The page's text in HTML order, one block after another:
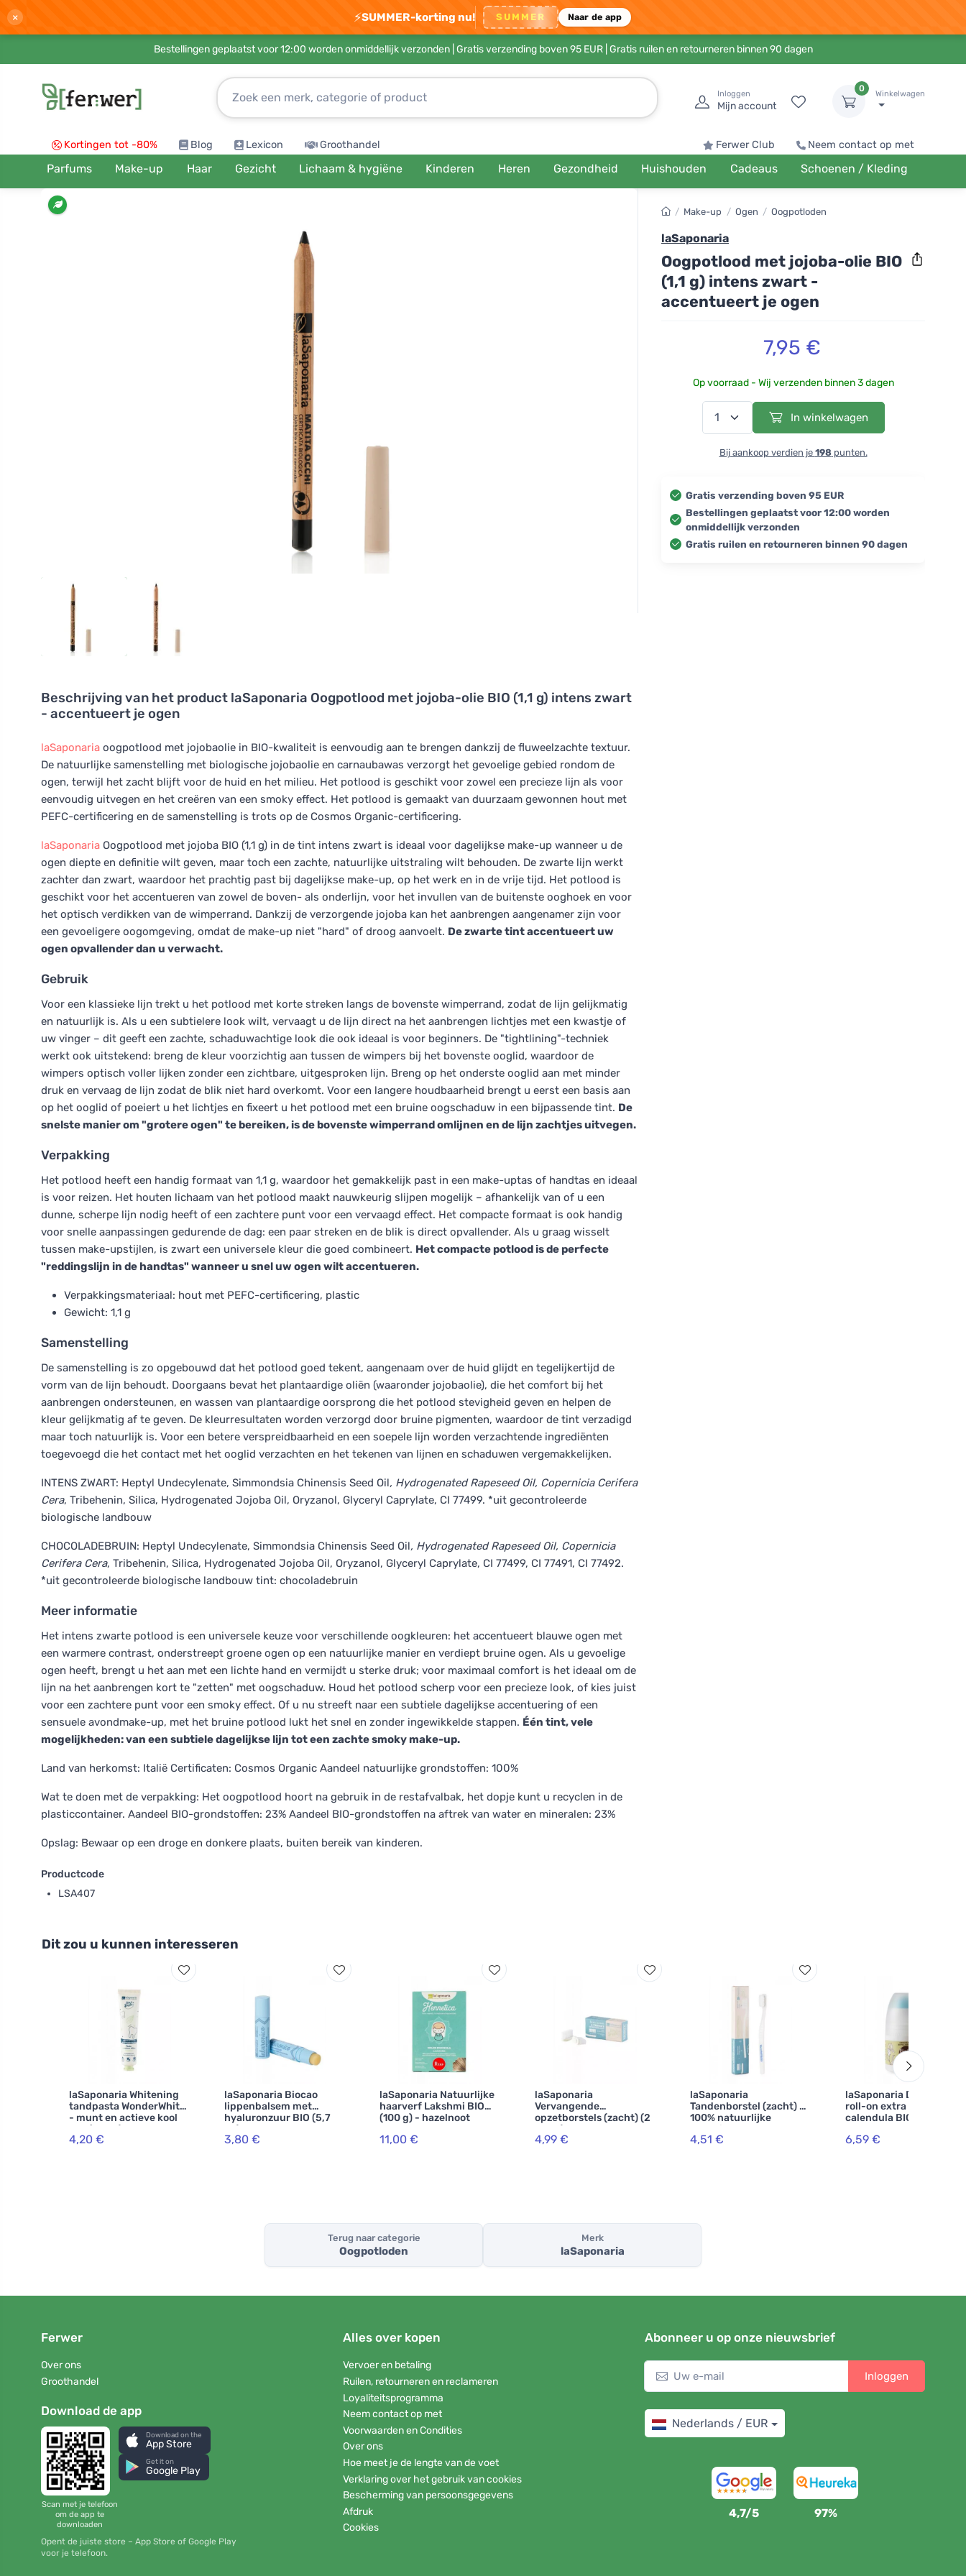
× ⚡SUMMER-korting nu! SUMMER Naar de app
Bestellingen geplaatst voor 12:00 worden onmiddellijk verzonden | Gratis verzending boven 95 EUR| Gratis ruilen en retourneren binnen 90 dagen
Inloggen
Mijn account
0
Winkelwagen
Kortingen tot -80% Blog Lexicon Groothandel Ferwer Club Neem contact op met
Parfums Make-up Haar Gezicht Lichaam & hygiëne Kinderen Heren Gezondheid Huishouden Cadeaus Schoenen / Kleding
Beschrijving van het product laSaponaria Oogpotlood met jojoba-olie BIO (1,1 g) intens zwart
- accentueert je ogen
laSaponaria oogpotlood met jojobaolie in BIO-kwaliteit is eenvoudig aan te brengen dankzij de fluweelzachte textuur.
De natuurlijke samenstelling met biologische jojobaolie en carnaubawas verzorgt het gevoelige gebied rondom de
ogen, terwijl het zacht blijft voor de huid en het milieu. Het potlood is geschikt voor zowel een precieze lijn als voor
eenvoudig uitvegen en het creëren van een smoky effect. Het potlood is gemaakt van duurzaam gewonnen hout met
PEFC-certificering en de samenstelling is trots op de Cosmos Organic-certificering.
laSaponaria Oogpotlood met jojoba BIO (1,1 g) in de tint intens zwart is ideaal voor dagelijkse make-up wanneer u de
ogen diepte en definitie wilt geven, maar toch een zachte, natuurlijke uitstraling wilt behouden. De zwarte lijn werkt
zachter dan zwart, waardoor het prachtig past bij dagelijkse make-up, op het werk en in de vrije tijd. Het potlood is
geschikt voor het accentueren van zowel de boven- als onderlijn, voor het invullen van de buitenste ooghoek en voor
het optisch verdikken van de wimperrand. Dankzij de verzorgende jojoba kan het aanbrengen aangenamer zijn voor
een gevoeligere oogomgeving, omdat de make-up niet "hard" of droog aanvoelt. De zwarte tint accentueert uw
ogen opvallender dan u verwacht.
Gebruik
Voor een klassieke lijn trekt u het potlood met korte streken langs de bovenste wimperrand, zodat de lijn gelijkmatig
en natuurlijk is. Als u een subtielere look wilt, vervaagt u de lijn direct na het aanbrengen lichtjes met een kwastje of
uw vinger – dit geeft een zachte, schaduwachtige look die ook ideaal is voor beginners. De "tightlining"-techniek
werkt ook uitstekend: breng de kleur voorzichtig aan tussen de wimpers bij het bovenste ooglid, waardoor de
wimpers optisch voller lijken zonder een zichtbare, uitgesproken lijn. Breng op het onderste ooglid aan met minder
druk en vervaag de lijn zodat de blik niet hard overkomt. Voor een langere houdbaarheid brengt u eerst een basis aan
op het ooglid of poeiert u het lichtjes en fixeert u het potlood met een bruine oogschaduw in een bijpassende tint. De
snelste manier om "grotere ogen" te bereiken, is de bovenste wimperrand omlijnen en de lijn zachtjes uitvegen.
Verpakking
Het potlood heeft een handig formaat van 1,1 g, waardoor het gemakkelijk past in een make-uptas of handtas en ideaal
is voor reizen. Het houten lichaam van het potlood maakt nauwkeurig slijpen mogelijk – afhankelijk van of u een
dunne, scherpe lijn nodig heeft of een zachtere punt voor een vervaagd effect. Het compacte formaat is ook handig
voor snelle aanpassingen gedurende de dag: een paar streken en de blik is direct opvallender. Als u graag wisselt
tussen make-upstijlen, is zwart een universele kleur die goed combineert. Het compacte potlood is de perfecte
"reddingslijn in de handtas" wanneer u snel uw ogen wilt accentueren.
Verpakkingsmateriaal: hout met PEFC-certificering, plastic
Gewicht: 1,1 g
Samenstelling
De samenstelling is zo opgebouwd dat het potlood goed tekent, aangenaam over de huid glijdt en tegelijkertijd de
vorm van de lijn behoudt. Doorgaans bevat het plantaardige oliën (waaronder jojobaolie), die het comfort bij het
aanbrengen ondersteunen, en wassen van plantaardige oorsprong die het potlood stevigheid geven en helpen de
kleur gelijkmatig af te geven. De kleurresultaten worden verzorgd door bruine pigmenten, waardoor de tint verzadigd
maar toch natuurlijk is. Voor een betere verspreidbaarheid en een soepele lijn worden verzachtende ingrediënten
toegevoegd die het contact met het ooglid verzachten en het tekenen van lijnen en schaduwen vergemakkelijken.
INTENS ZWART: Heptyl Undecylenate, Simmondsia Chinensis Seed Oil, Hydrogenated Rapeseed Oil, Copernicia Cerifera
Cera, Tribehenin, Silica, Hydrogenated Jojoba Oil, Oryzanol, Glyceryl Caprylate, CI 77499. *uit gecontroleerde
biologische landbouw
CHOCOLADEBRUIN: Heptyl Undecylenate, Simmondsia Chinensis Seed Oil, Hydrogenated Rapeseed Oil, Copernicia
Cerifera Cera, Tribehenin, Silica, Hydrogenated Jojoba Oil, Oryzanol, Glyceryl Caprylate, CI 77499, CI 77491, CI 77492.
*uit gecontroleerde biologische landbouw tint: chocoladebruin
Meer informatie
Het intens zwarte potlood is een universele keuze voor verschillende oogkleuren: het accentueert blauwe ogen met
een warmere contrast, onderstreept groene ogen op een natuurlijke manier en verdiept bruine ogen. Als u gevoelige
ogen heeft, brengt u het aan met een lichte hand en vermijdt u sterke druk; voor maximaal comfort is het ideaal om de
lijn na het aanbrengen kort te "zetten" met oogschaduw. Houd het potlood scherp voor een precieze look, of kies juist
voor een zachtere punt voor een smoky effect. Of u nu streeft naar een subtiele dagelijkse accentuering of een
sensuele avondmake-up, met het bruine potlood lukt het snel en zonder ingewikkelde stappen. Één tint, vele
mogelijkheden: van een subtiele dagelijkse lijn tot een zachte smoky make-up.
Land van herkomst: Italië Certificaten: Cosmos Organic Aandeel natuurlijke grondstoffen: 100%
Wat te doen met de verpakking: Het oogpotlood hoort na gebruik in de restafvalbak, het dopje kunt u recyclen in de
plasticcontainer. Aandeel BIO-grondstoffen: 23% Aandeel BIO-grondstoffen na aftrek van water en mineralen: 23%
Opslag: Bewaar op een droge en donkere plaats, buiten bereik van kinderen.
Productcode
LSA407
/ Make-up / Ogen / Oogpotloden
laSaponaria
Oogpotlood met jojoba-olie BIO
(1,1 g) intens zwart -
accentueert je ogen
7,95 €
Op voorraad - Wij verzenden binnen 3 dagen
In winkelwagen
Bij aankoop verdien je 198punten.
Gratis verzending boven 95 EUR
Bestellingen geplaatst voor 12:00 worden
onmiddellijk verzonden
Gratis ruilen en retourneren binnen 90 dagen
Dit zou u kunnen interesseren
laSaponaria Whitening
tandpasta WonderWhite
- munt en actieve kool
BIO (75 ml)
4,20 €
laSaponaria Biocao
lippenbalsem met
hyaluronzuur BIO (5,7
ml)
3,80 €
laSaponaria Natuurlijke
haarverf Lakshmi BIO
(100 g) - hazelnoot
11,00 €
laSaponaria
Vervangende
opzetborstels (zacht) (2
stuks)
4,99 €
laSaponaria
Tandenborstel (zacht) -
100% natuurlijke
materialen
4,51 €
laSaponaria Deodorant
roll-on extra fijn met
calendula BIO (50 ml)
6,59 €
Terug naar categorie
Oogpotloden
Merk
laSaponaria
Ferwer
Over ons
Groothandel
Download de app
Scan met je telefoon
om de app te
downloaden
Download on the
App Store
Get it on
Google Play
Opent de juiste store – App Store of Google Play
voor je telefoon.
Alles over kopen
Vervoer en betaling
Ruilen, retourneren en reclameren
Loyaliteitsprogramma
Neem contact op met
Voorwaarden en Condities
Over ons
Hoe meet je de lengte van de voet
Verklaring over het gebruik van cookies
Bescherming van persoonsgegevens
Afdruk
Cookies
Abonneer u op onze nieuwsbrief
Inloggen
Nederlands / EUR
4,7/5 97%